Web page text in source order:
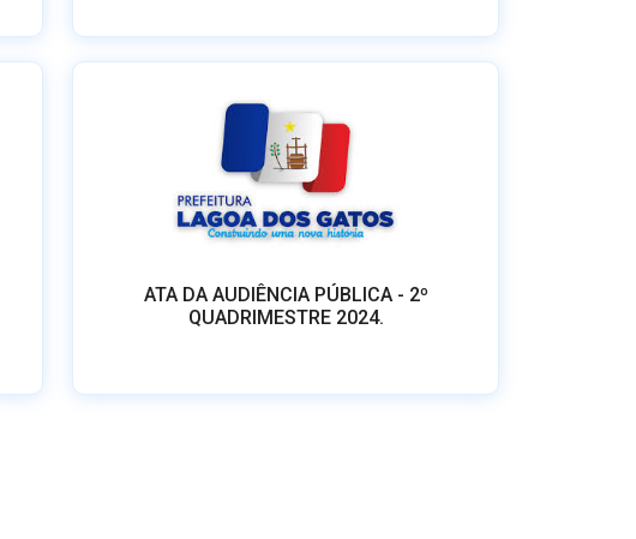
ATA DA AUDIÊNCIA PÚBLICA - 2º
QUADRIMESTRE 2024.